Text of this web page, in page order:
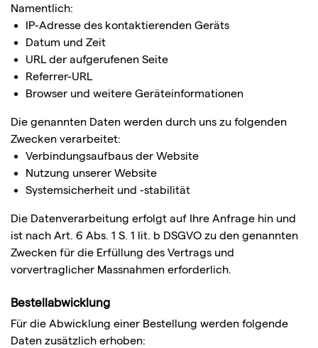
Namentlich:
IP-Adresse des kontaktierenden Geräts
Datum und Zeit
URL der aufgerufenen Seite
Referrer-URL
Browser und weitere Geräteinformationen
Die genannten Daten werden durch uns zu folgenden
Zwecken verarbeitet:
Verbindungsaufbaus der Website
Nutzung unserer Website
Systemsicherheit und -stabilität
Die Datenverarbeitung erfolgt auf Ihre Anfrage hin und
ist nach Art. 6 Abs. 1 S. 1 lit. b DSGVO zu den genannten
Zwecken für die Erfüllung des Vertrags und
vorvertraglicher Massnahmen erforderlich.
Bestellabwicklung
Für die Abwicklung einer Bestellung werden folgende
Daten zusätzlich erhoben: